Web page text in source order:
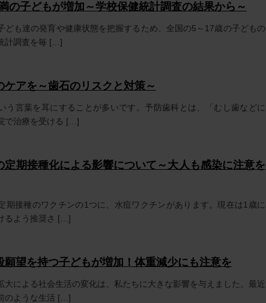
の子どもが増加～学校保健統計調査の結果から～
ども達の発育や健康状態を把握するため、全国の5～17歳の子どもの
計調査を毎 […]
ケアを～歯石のリスクと対策～
う言葉を耳にすることが多いです。予防歯科とは、「むし歯などに
で治療を受ける […]
定期接種化による影響について～大人も感染に注意を
期接種のワクチンの1つに、水痘ワクチンがあります。現在は1歳に
るよう推奨さ […]
願望を持つ子どもが増加！体重減少にも注意を
大による社会生活の変化は、私たちに大きな影響を与えました。最近
のような生活 […]